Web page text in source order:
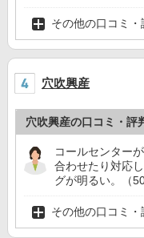
その他の口コミ・
穴吹興産
穴吹興産の口コミ・評
コールセンター
合わせたり対応
グが明るい。（
その他の口コミ・